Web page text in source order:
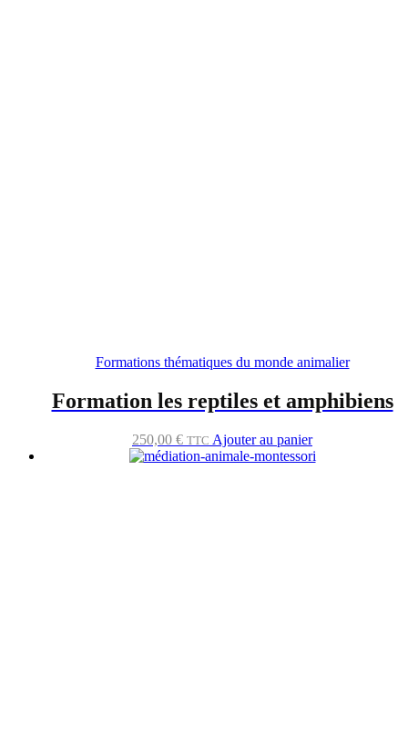
Formations thématiques du monde animalier
Formation les reptiles et amphibiens
250,00 € TTC Ajouter au panier